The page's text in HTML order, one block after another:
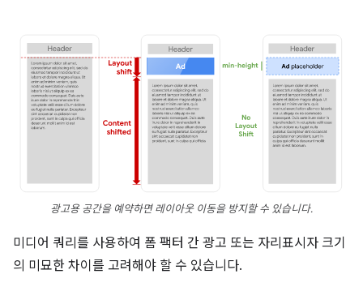
광고용 공간을 예약하면 레이아웃 이동을 방지할 수 있습니다.
미디어 쿼리를 사용하여 폼 팩터 간 광고 또는 자리표시자 크기
의 미묘한 차이를 고려해야 할 수 있습니다.